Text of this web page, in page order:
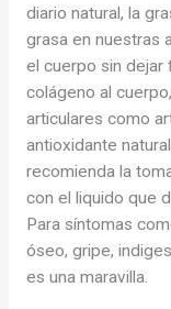
diario natural, la
grasa en nuestras
el cuerpo sin dejar
colágeno al
articulares como
antioxidante
recomienda la
con el liquido que
Para síntomas
óseo, gripe,
es una maravilla.